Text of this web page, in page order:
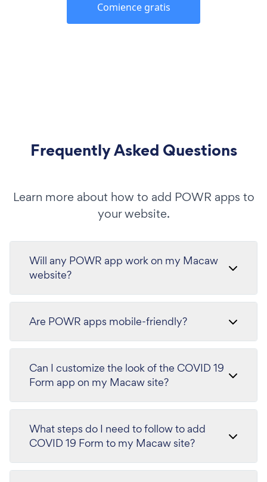
Comience gratis
Frequently Asked Questions
Learn more about how to add POWR apps to
your website.
Will any POWR app work on my Macaw
website?
Are POWR apps mobile-friendly?
Can I customize the look of the COVID 19
Form app on my Macaw site?
What steps do I need to follow to add
COVID 19 Form to my Macaw site?